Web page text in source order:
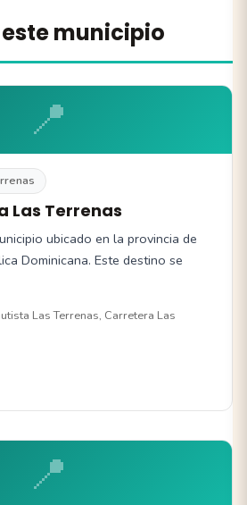
municipio
📍
Las Terrenas
ubicado en la provincia de
Dominicana. Este destino se
Las Terrenas, Carretera Las
📍